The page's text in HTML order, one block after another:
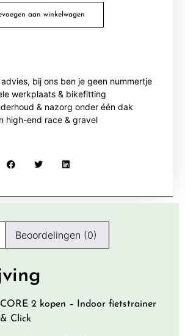
aan winkelwagen
bij ons ben je geen nummertje
werkplaats & bikefitting
& nazorg onder één dak
high-end race & gravel
Beoordelingen (0)
2 kopen – Indoor fietstrainer
Click